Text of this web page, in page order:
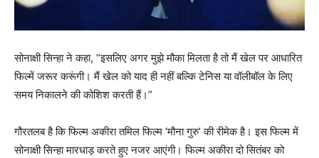
सोनाक्षी सिन्‍हा ने कहा, “इसलिए अगर मुझे मौका मिलता है तो मैं खेल पर आधारित
फिल्में जरूर करूंगी। मैं खेल को याद ही नहीं बल्कि टेनिस या वॉलीबॉल के लिए
समय निकालने की कोशिश करती हैं।”
गौरतलब है कि फिल्म अकीरा तमिल फिल्म ‘मौना गुरु’ की रीमेक है। इस फिल्‍म में
सोनाक्षी सिन्‍हा मारधाड़ करते हुए नजर आएंगी। फिल्म अकीरा दो सितंबर को